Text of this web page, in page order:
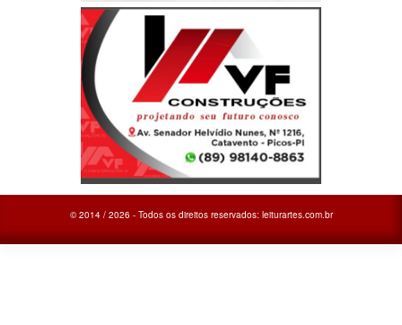
© 2014 / 2026 - Todos os direitos reservados: leiturartes.com.br